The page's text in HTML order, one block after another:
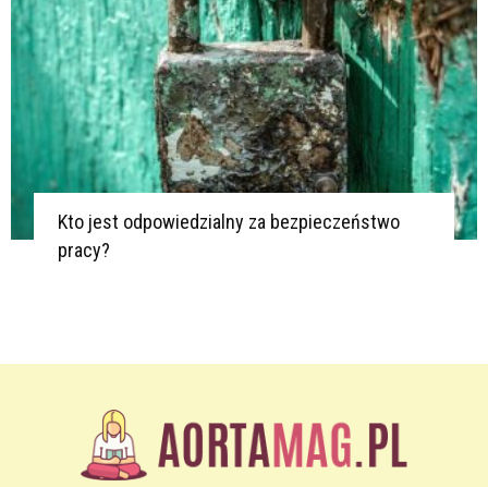
Kto jest odpowiedzialny za bezpieczeństwo
pracy?